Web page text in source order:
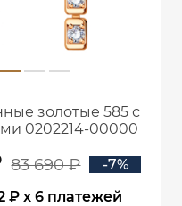
золотые 585 с
0202214-00000
83 690 ₽
-7%
₽ x 6 платежей